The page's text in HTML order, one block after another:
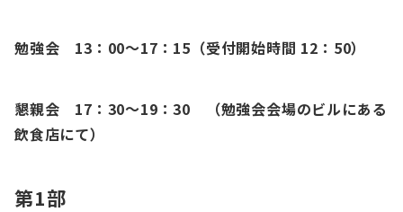
勉強会 13：00～17：15（受付開始時間 12：50）
懇親会 17：30～19：30 （勉強会会場のビルにある
飲食店にて）
第1部